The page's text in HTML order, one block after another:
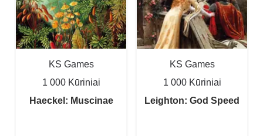
KS Games
1 000 Kūriniai
Haeckel: Muscinae
KS Games
1 000 Kūriniai
Leighton: God Speed